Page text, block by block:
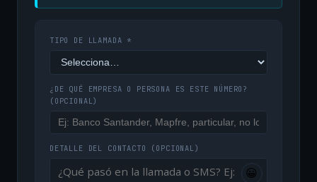
TIPO DE LLAMADA *
¿DE QUÉ EMPRESA O PERSONA ES ESTE NÚMERO?
(OPCIONAL)
DETALLE DEL CONTACTO (OPCIONAL)
😀